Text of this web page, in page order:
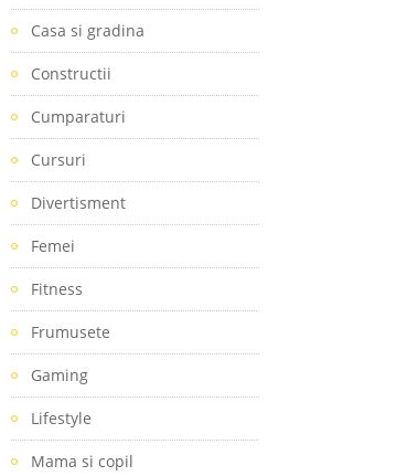
Casa si gradina
Constructii
Cumparaturi
Cursuri
Divertisment
Femei
Fitness
Frumusete
Gaming
Lifestyle
Mama si copil